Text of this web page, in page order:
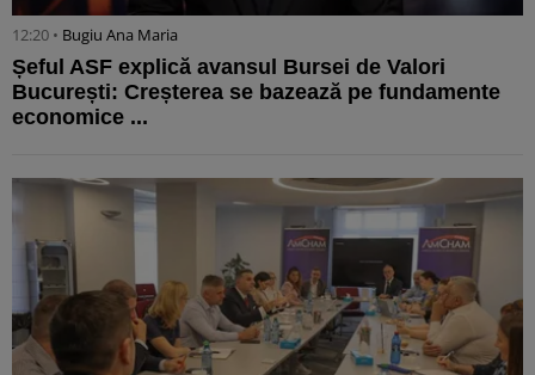
12:20 • Bugiu ⁠Ana Maria
Șeful ASF explică avansul Bursei de Valori
București: Creșterea se bazează pe fundamente
economice ...